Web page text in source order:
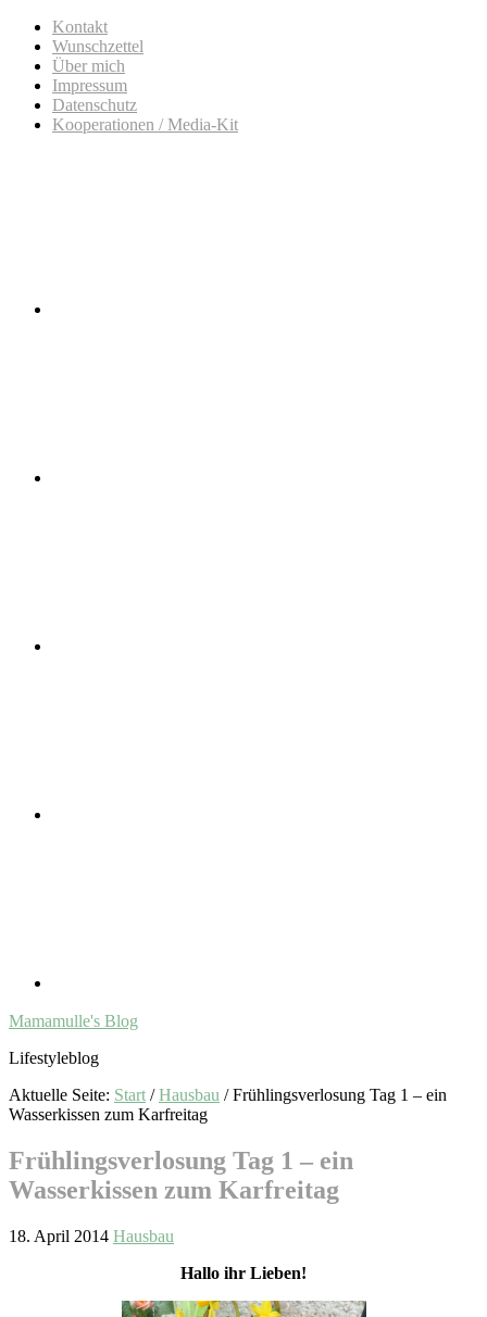
Kontakt
Wunschzettel
Über mich
Impressum
Datenschutz
Kooperationen / Media-Kit
Mamamulle's Blog
Lifestyleblog
Aktuelle Seite: Start / Hausbau /Frühlingsverlosung Tag 1 – ein
Wasserkissen zum Karfreitag
Frühlingsverlosung Tag 1 – ein
Wasserkissen zum Karfreitag
18. April 2014 Hausbau
Hallo ihr Lieben!